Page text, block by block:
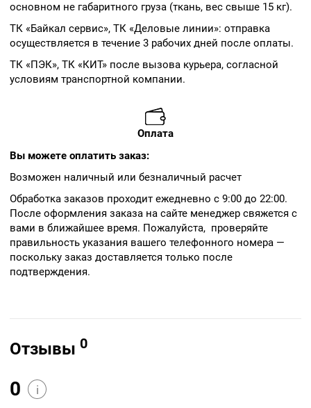
основном не габаритного груза (ткань, вес свыше 15 кг).
ТК «Байкал сервис», ТК «Деловые линии»: отправка
осуществляется в течение 3 рабочих дней после оплаты.
ТК «ПЭК», ТК «КИТ» после вызова курьера, согласной
условиям транспортной компании.
Оплата
Вы можете оплатить заказ:
Возможен наличный или безналичный расчет
Обработка заказов проходит ежедневно с 9:00 до 22:00.
После оформления заказа на сайте менеджер свяжется с
вами в ближайшее время. Пожалуйста, проверяйте
правильность указания вашего телефонного номера —
поскольку заказ доставляется только после
подтверждения.
Отзывы 0
0 i